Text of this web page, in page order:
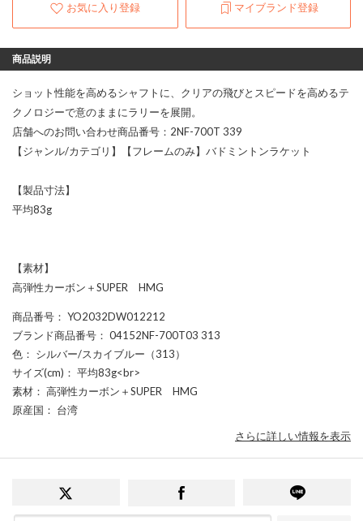
お気に入り登録 マイブランド登録
商品説明
ショット性能を高めるシャフトに、クリアの飛びとスピードを高めるテ
クノロジーで意のままにラリーを展開。
店舗へのお問い合わせ商品番号：2NF-700T 339
【ジャンル/カテゴリ】【フレームのみ】バドミントンラケット
【製品寸法】
平均83g
【素材】
高弾性カーボン＋SUPER HMG
商品番号 ： YO2032DW012212
ブランド商品番号 ： 04152NF-700T03 313
色 ： シルバー/スカイブルー（313）
サイズ(cm) ： 平均83g<br>
素材 ： 高弾性カーボン＋SUPER HMG
原産国 ： 台湾
さらに詳しい情報を表示